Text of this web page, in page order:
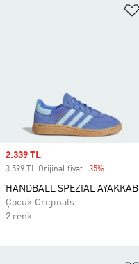
Sale price
2.339 TL
3.599 TL Orijinal fiyat -35%
HANDBALL SPEZIAL AYAKKABI
Çocuk Originals
2 renk